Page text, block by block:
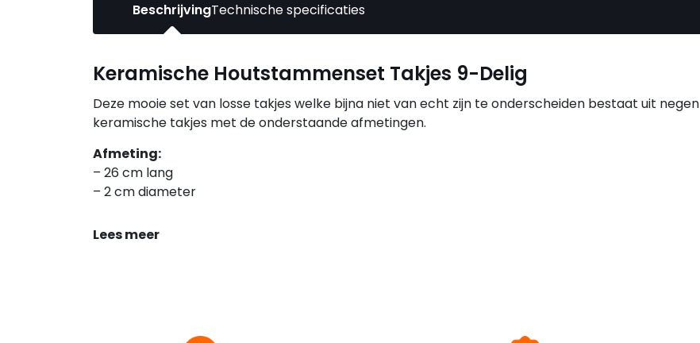
BeschrijvingTechnische specificaties
Keramische Houtstammenset Takjes 9-Delig
Deze mooie set van losse takjes welke bijna niet van echt zijn te onderscheiden bestaat uit negen
keramische takjes met de onderstaande afmetingen.
Afmeting:
– 26 cm lang
– 2 cm diameter
Lees meer